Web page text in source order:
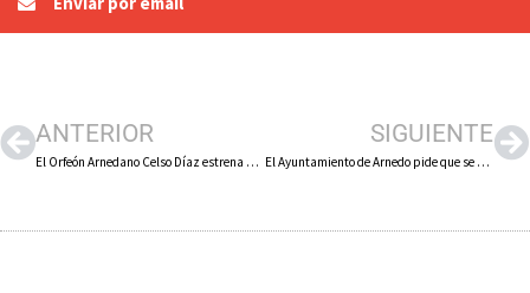
ANTERIOR
El Orfeón Arnedano Celso Díaz estrena una obra dedicada a Santiago Jiménez, director del Museo de Ciencias Naturales
SIGUIENTE
El Ayuntamiento de Arnedo pide que se convoque y constituya cuanto antes el Consejo de Salud de Zona